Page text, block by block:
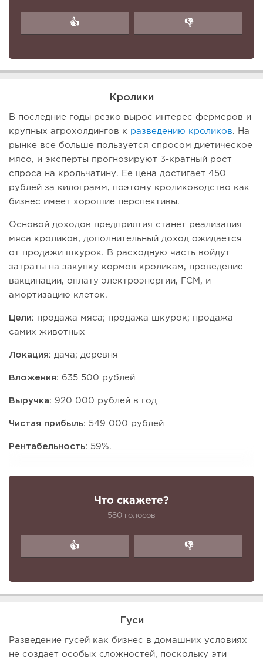
👍 👎
Кролики
В последние годы резко вырос интерес фермеров и
крупных агрохолдингов к разведению кроликов. На
рынке все больше пользуется спросом диетическое
мясо, и эксперты прогнозируют 3-кратный рост
спроса на крольчатину. Ее цена достигает 450
рублей за килограмм, поэтому кролиководство как
бизнес имеет хорошие перспективы.
Основой доходов предприятия станет реализация
мяса кроликов, дополнительный доход ожидается
от продажи шкурок. В расходную часть войдут
затраты на закупку кормов кроликам, проведение
вакцинации, оплату электроэнергии, ГСМ, и
амортизацию клеток.
Цели: продажа мяса; продажа шкурок; продажа
самих животных
Локация: дача; деревня
Вложения: 635 500 рублей
Выручка: 920 000 рублей в год
Чистая прибыль: 549 000 рублей
Рентабельность: 59%.
Что скажете?
580 голосов
👍 👎
Гуси
Разведение гусей как бизнес в домашних условиях
не создает особых сложностей, поскольку эти